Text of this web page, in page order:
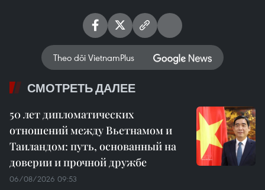
Theo dõi VietnamPlus
СМОТРЕТЬ ДАЛЕЕ
50 лет дипломатических
отношений между Вьетнамом и
Таиландом: путь, основанный на
доверии и прочной дружбе
06/08/2026 09:53